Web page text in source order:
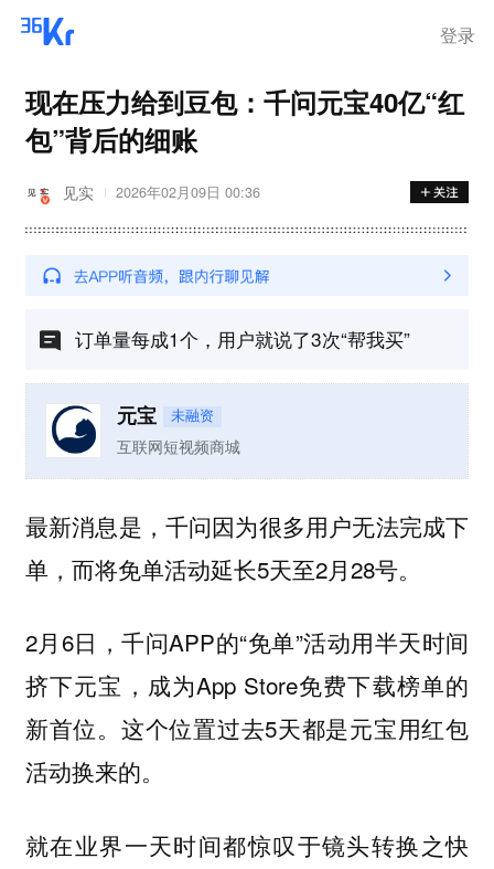
登录
现在压力给到豆包：千问元宝40亿“红
包”背后的细账
见实 2026年02月09日 00:36
订单量每成1个，用户就说了3次“帮我买”
元宝 未融资
互联网短视频商城
最新消息是，千问因为很多用户无法完成下
单，而将免单活动延长5天至2月28号。
2月6日，千问APP的“免单”活动用半天时间
挤下元宝，成为App Store免费下载榜单的
新首位。这个位置过去5天都是元宝用红包
活动换来的。
就在业界一天时间都惊叹于镜头转换之快